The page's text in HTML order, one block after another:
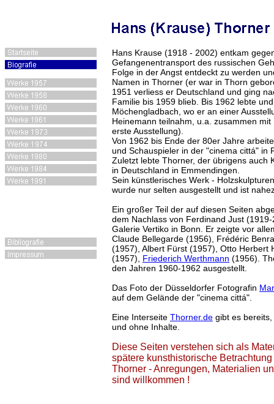
Hans Krause (1918 - 2002) entkam
Gefangenentransport des russischen
Folge in der Angst entdeckt zu werden
Namen in Thorner (er war in Thorn
1951 verliess er Deutschland und ging
Familie bis 1959 blieb. Bis 1962 lebte
Möchengladbach, wo er an einer
Heinemann teilnahm, u.a. zusammen
erste Ausstellung).
Von 1962 bis Ende der 80er Jahre
und Schauspieler in der "cinema cittá" in
Zuletzt lebte Thorner, der übrigens auch
in Deutschland in Emmendingen.
Sein künstlerisches Werk -
wurde nur selten ausgestellt und ist
Ein großer Teil der auf diesen Seiten
dem Nachlass von Ferdinand Just
Galerie Vertiko in Bonn. Er zeigte vor
Claude Bellegarde (1956), Frédéric
(1957), Albert Fürst (1957), Otto Herbert
(1957), Friederich Werthmann (1956).
den Jahren 1960-1962 ausgestellt.
Das Foto der Düsseldorfer Fotografin
auf dem Gelände der "cinema cittá".
Eine Interseite Thorner.de gibt es
und ohne Inhalte.
Diese Seiten verstehen sich als
spätere kunsthistorische
Thorner - Anregungen, Materialien
sind willkommen !